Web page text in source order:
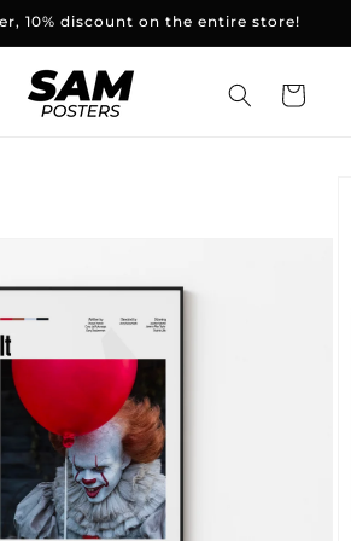
10% discount on the entire store!
Basket